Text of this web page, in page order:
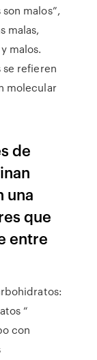
malos”,
malas,
malos.
refieren
molecular
de
una
que
entre
“
con